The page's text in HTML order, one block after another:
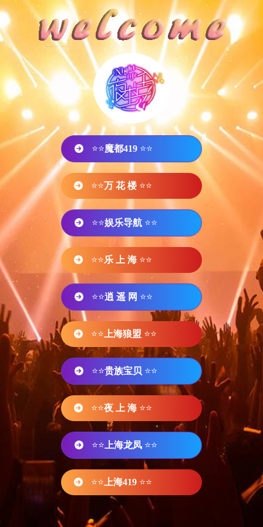
⭐⭐魔都419 ⭐⭐
⭐⭐万 花 楼 ⭐⭐
⭐⭐娱乐导航 ⭐⭐
⭐⭐乐 上 海 ⭐⭐
⭐⭐逍 遥 网 ⭐⭐
⭐⭐ 上海狼盟 ⭐⭐
⭐⭐贵族宝贝 ⭐⭐
⭐⭐夜 上 海 ⭐⭐
⭐⭐ 上海龙凤 ⭐⭐
⭐⭐ 上海419 ⭐⭐